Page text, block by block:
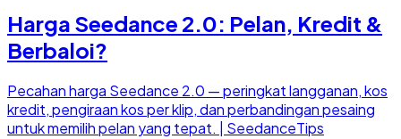
Harga Seedance 2.0: Pelan, Kredit &
Berbaloi?
Pecahan harga Seedance 2.0 — peringkat langganan, kos
kredit, pengiraan kos per klip, dan perbandingan pesaing
untuk memilih pelan yang tepat. | SeedanceTips